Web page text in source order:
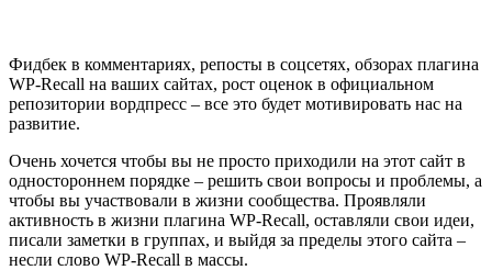
Фидбек в комментариях, репосты в соцсетях, обзорах плагина
WP-Recall на ваших сайтах, рост оценок в официальном
репозитории вордпресс – все это будет мотивировать нас на
развитие.
Очень хочется чтобы вы не просто приходили на этот сайт в
одностороннем порядке – решить свои вопросы и проблемы, а
чтобы вы участвовали в жизни сообщества. Проявляли
активность в жизни плагина WP-Recall, оставляли свои идеи,
писали заметки в группах, и выйдя за пределы этого сайта –
несли слово WP-Recall в массы.